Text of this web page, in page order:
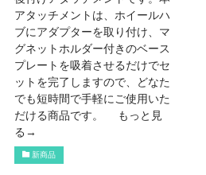
アタッチメントは、ホイールハ
ブにアダプターを取り付け、マ
グネットホルダー付きのベース
プレートを吸着させるだけでセ
ットを完了しますので、どなた
でも短時間で手軽にご使用いた
だける商品です。 もっと見
る→
新商品